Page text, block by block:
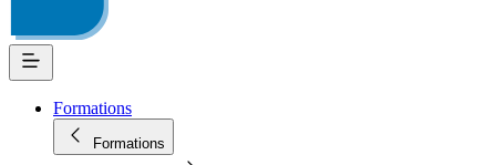
Formations
Formations